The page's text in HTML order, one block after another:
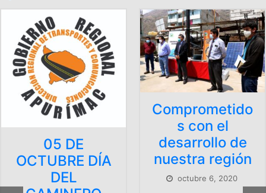
Comprometido
s con el
desarrollo de
nuestra región